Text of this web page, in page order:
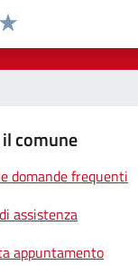
la pagina
5 stelle su 5
4 stelle su 5
su 5
su 5
5
comune
domande frequenti
assistenza
appuntamento